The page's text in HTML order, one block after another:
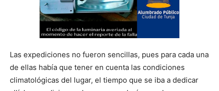
Las expediciones no fueron sencillas, pues para cada una
de ellas había que tener en cuenta las condiciones
climatológicas del lugar, el tiempo que se iba a dedicar